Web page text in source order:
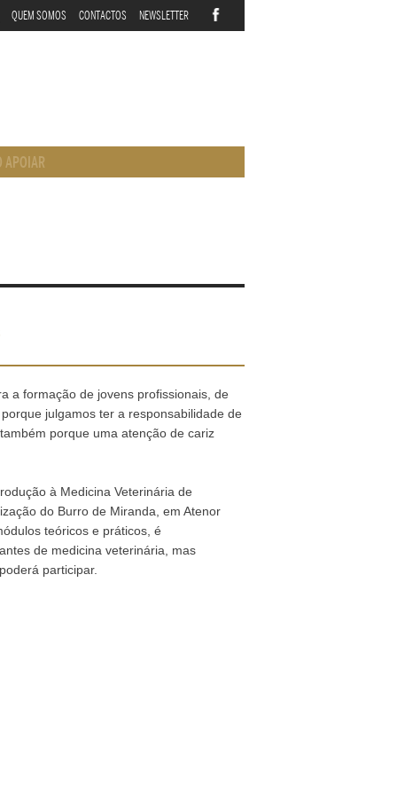
QUEM SOMOS CONTACTOS NEWSLETTER
APOIAR
a formação de jovens profissionais, de
julgamos ter a responsabilidade de
porque uma atenção de cariz
à Medicina Veterinária de
do Burro de Miranda, em Atenor
teóricos e práticos, é
de medicina veterinária, mas
participar.